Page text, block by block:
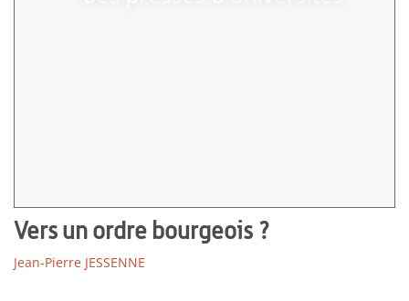
Vers un ordre bourgeois ?
Jean-Pierre JESSENNE